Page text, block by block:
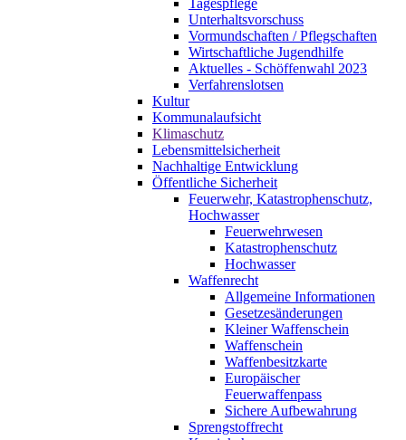
Tagespflege
Unterhaltsvorschuss
Vormundschaften / Pflegschaften
Wirtschaftliche Jugendhilfe
Aktuelles - Schöffenwahl 2023
Verfahrenslotsen
Kultur
Kommunalaufsicht
Klimaschutz
Lebensmittelsicherheit
Nachhaltige Entwicklung
Öffentliche Sicherheit
Feuerwehr, Katastrophenschutz,
Hochwasser
Feuerwehrwesen
Katastrophenschutz
Hochwasser
Waffenrecht
Allgemeine Informationen
Gesetzesänderungen
Kleiner Waffenschein
Waffenschein
Waffenbesitzkarte
Europäischer
Feuerwaffenpass
Sichere Aufbewahrung
Sprengstoffrecht